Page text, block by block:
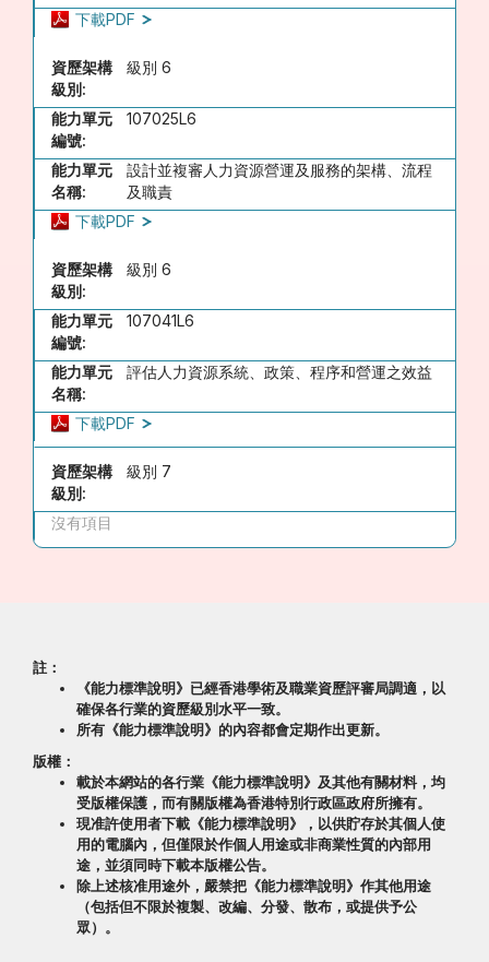
下載PDF
資歷架構
級別:
級別 6
能力單元
編號:
107025L6
能力單元
名稱:
設計並複審人力資源營運及服務的架構、流程
及職責
下載PDF
資歷架構
級別:
級別 6
能力單元
編號:
107041L6
能力單元
名稱:
評估人力資源系統、政策、程序和營運之效益
下載PDF
資歷架構
級別:
級別 7
沒有項目
註：
《能力標準說明》已經香港學術及職業資歷評審局調適，以
確保各行業的資歷級別水平一致。
所有《能力標準說明》的內容都會定期作出更新。
版權：
載於本網站的各行業《能力標準說明》及其他有關材料，均
受版權保護，而有關版權為香港特別行政區政府所擁有。
現准許使用者下載《能力標準說明》，以供貯存於其個人使
用的電腦內，但僅限於作個人用途或非商業性質的內部用
途，並須同時下載本版權公告。
除上述核准用途外，嚴禁把《能力標準說明》作其他用途
（包括但不限於複製、改編、分發、散布，或提供予公
眾）。